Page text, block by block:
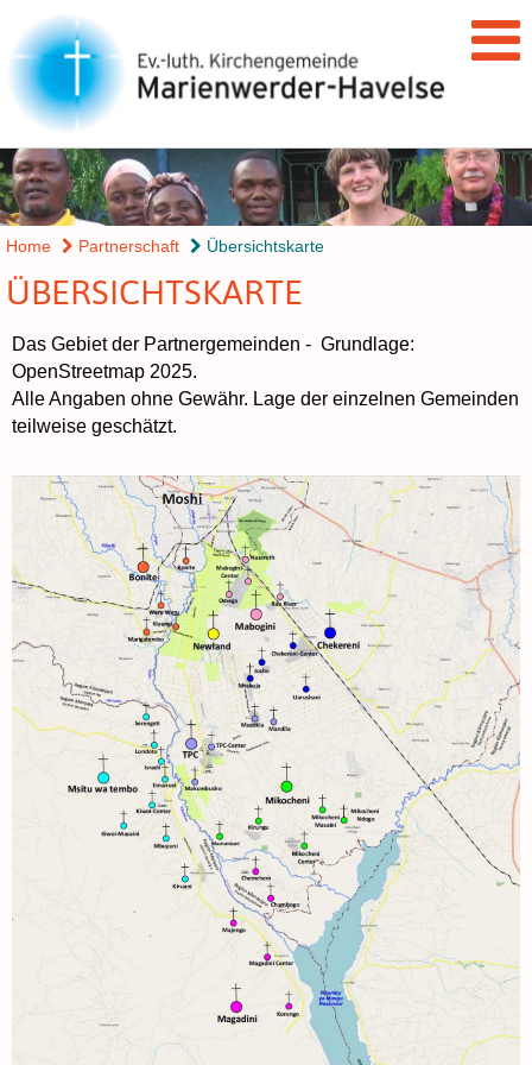
Home Partnerschaft Übersichtskarte
ÜBERSICHTSKARTE
Das Gebiet der Partnergemeinden - Grundlage:
OpenStreetmap 2025.
Alle Angaben ohne Gewähr. Lage der einzelnen Gemeinden
teilweise geschätzt.